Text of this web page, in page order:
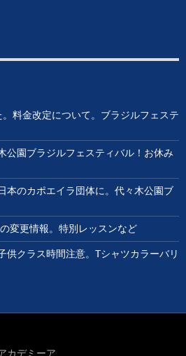
料金改定について。ブラジルフェステ
公園ブラジルフェスティバル！お休み
本のカポエイラ団体に。代々木公園ブ
変更情報。特別レッスンなど
供クラス時間注意。Tシャツカラーバリ
カデミーア